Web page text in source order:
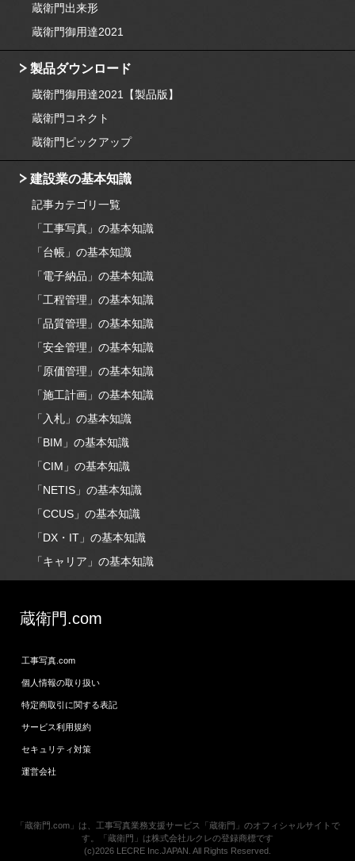
蔵衛門出来形
蔵衛門御用達2021
製品ダウンロード
蔵衛門御用達2021【製品版】
蔵衛門コネクト
蔵衛門ピックアップ
建設業の基本知識
記事カテゴリ一覧
「工事写真」の基本知識
「台帳」の基本知識
「電子納品」の基本知識
「工程管理」の基本知識
「品質管理」の基本知識
「安全管理」の基本知識
「原価管理」の基本知識
「施工計画」の基本知識
「入札」の基本知識
「BIM」の基本知識
「CIM」の基本知識
「NETIS」の基本知識
「CCUS」の基本知識
「DX・IT」の基本知識
「キャリア」の基本知識
蔵衛門.com
工事写真.com
個人情報の取り扱い
特定商取引に関する表記
サービス利用規約
セキュリティ対策
運営会社
「蔵衛門.com」は、工事写真業務支援サービス「蔵衛門」のオフィシャルサイトで
す。「蔵衛門」は株式会社ルクレの登録商標です
(c)2026 LECRE Inc.JAPAN. All Rights Reserved.